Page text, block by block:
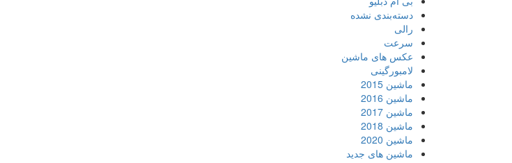
دسته‌بندی نشده
رالی
سرعت
عکس های ماشین
لامبورگینی
ماشین 2015
ماشین 2016
ماشین 2017
ماشین 2018
ماشین 2020
ماشین های جدید